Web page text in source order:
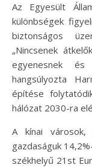
Az Egyesült
különbségek
biztonságos
„Nincsenek
egyenesnek
hangsúlyozta
építése
hálózat 2030-ra
A kínai városok,
gazdaságuk
székhelyű 21st